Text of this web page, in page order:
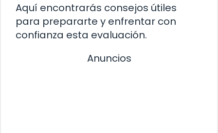
Aquí encontrarás consejos útiles
para prepararte y enfrentar con
confianza esta evaluación.
Anuncios